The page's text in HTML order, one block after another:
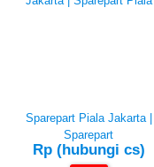
Sparepart Piala Jakarta |
Sparepart
Rp (hubungi cs)